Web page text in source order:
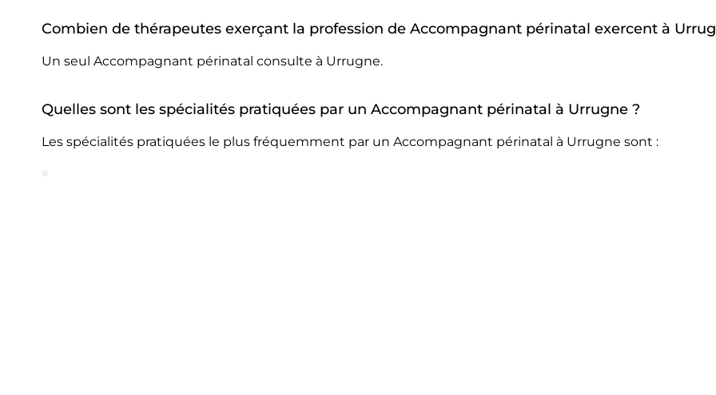
Combien de thérapeutes exerçant la profession de Accompagnant périnatal exercent à
Un seul Accompagnant périnatal consulte à Urrugne.
Quelles sont les spécialités pratiquées par un Accompagnant périnatal à Urrugne ?
Les spécialités pratiquées le plus fréquemment par un Accompagnant périnatal à Urrugne sont :